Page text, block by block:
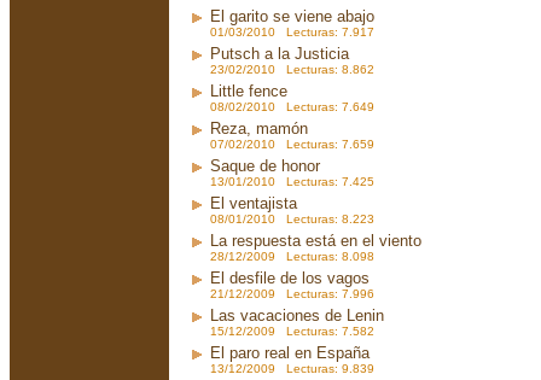
El garito se viene abajo
01/03/2010 Lecturas: 7.917
Putsch a la Justicia
23/02/2010 Lecturas: 8.862
Little fence
08/02/2010 Lecturas: 7.649
Reza, mamón
07/02/2010 Lecturas: 7.659
Saque de honor
13/01/2010 Lecturas: 7.425
El ventajista
08/01/2010 Lecturas: 8.223
La respuesta está en el viento
28/12/2009 Lecturas: 8.098
El desfile de los vagos
21/12/2009 Lecturas: 7.996
Las vacaciones de Lenin
15/12/2009 Lecturas: 7.582
El paro real en España
13/12/2009 Lecturas: 9.839